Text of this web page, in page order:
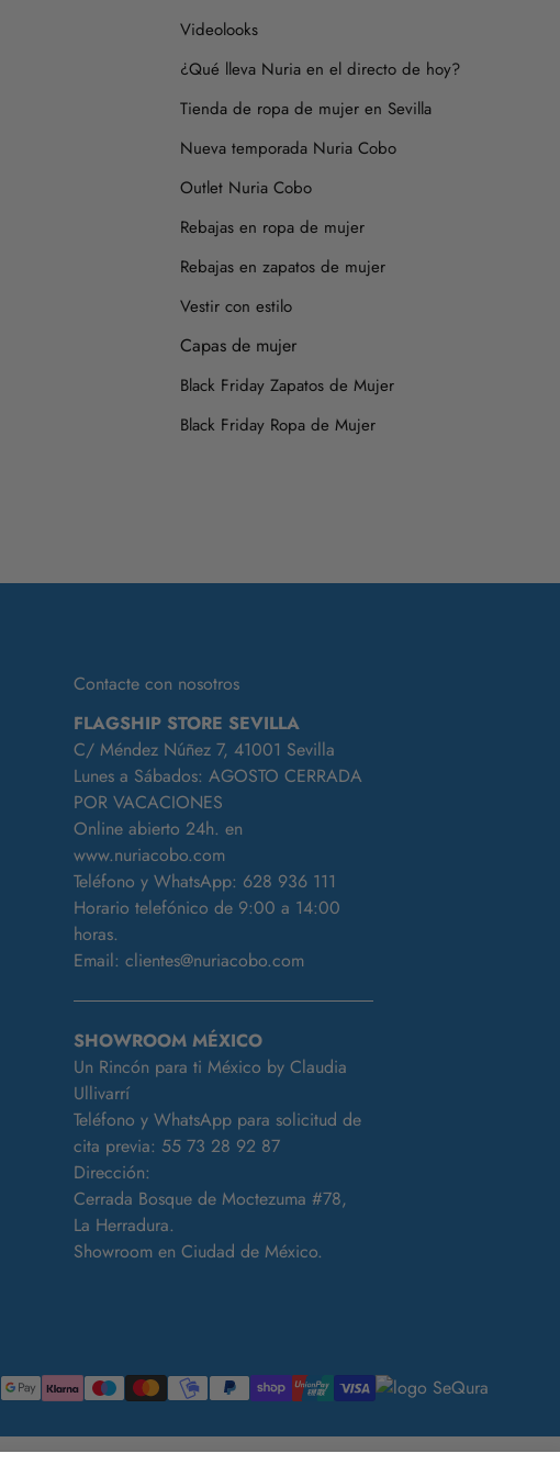
Videolooks
¿Qué lleva Nuria en el directo de hoy?
Tienda de ropa de mujer en Sevilla
Nueva temporada Nuria Cobo
Outlet Nuria Cobo
Rebajas en ropa de mujer
Rebajas en zapatos de mujer
Vestir con estilo
Capas de mujer
Black Friday Zapatos de Mujer
Black Friday Ropa de Mujer
Contacte con nosotros
FLAGSHIP STORE SEVILLA
C/ Méndez Núñez 7, 41001 Sevilla
Lunes a Sábados: AGOSTO CERRADA
POR VACACIONES
Online abierto 24h. en
www.nuriacobo.com
Teléfono y WhatsApp: 628 936 111
Horario telefónico de 9:00 a 14:00
horas.
Email: clientes@nuriacobo.com
SHOWROOM MÉXICO
Un Rincón para ti México by Claudia
Ullivarrí
Teléfono y WhatsApp para solicitud de
cita previa: 55 73 28 92 87
Dirección:
Cerrada Bosque de Moctezuma #78,
La Herradura.
Showroom en Ciudad de México.